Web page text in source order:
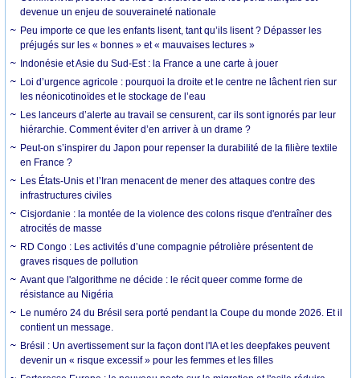
devenue un enjeu de souveraineté nationale
Peu importe ce que les enfants lisent, tant qu’ils lisent ? Dépasser les
préjugés sur les « bonnes » et « mauvaises lectures »
Indonésie et Asie du Sud-Est : la France a une carte à jouer
Loi d’urgence agricole : pourquoi la droite et le centre ne lâchent rien sur
les néonicotinoïdes et le stockage de l’eau
Les lanceurs d’alerte au travail se censurent, car ils sont ignorés par leur
hiérarchie. Comment éviter d’en arriver à un drame ?
Peut-on s’inspirer du Japon pour repenser la durabilité de la filière textile
en France ?
Les États-Unis et l’Iran menacent de mener des attaques contre des
infrastructures civiles
Cisjordanie : la montée de la violence des colons risque d'entraîner des
atrocités de masse
RD Congo : Les activités d’une compagnie pétrolière présentent de
graves risques de pollution
Avant que l'algorithme ne décide : le récit queer comme forme de
résistance au Nigéria
Le numéro 24 du Brésil sera porté pendant la Coupe du monde 2026. Et il
contient un message.
Brésil : Un avertissement sur la façon dont l'IA et les deepfakes peuvent
devenir un « risque excessif » pour les femmes et les filles